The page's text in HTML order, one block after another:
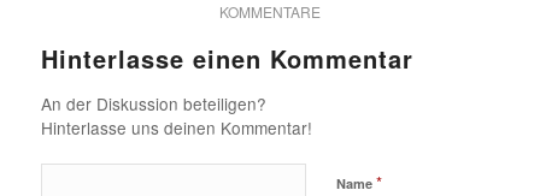
KOMMENTARE
Hinterlasse einen Kommentar
An der Diskussion beteiligen?
Hinterlasse uns deinen Kommentar!
Name *